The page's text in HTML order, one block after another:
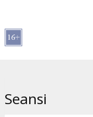
izklaidējošu izrādi,
Vestendā.
Seansi